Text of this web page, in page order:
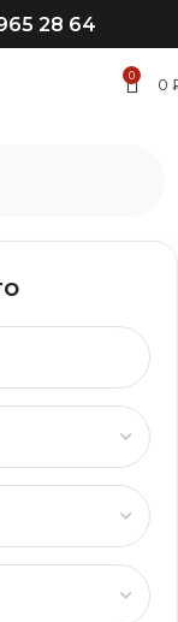
28 64
0 0